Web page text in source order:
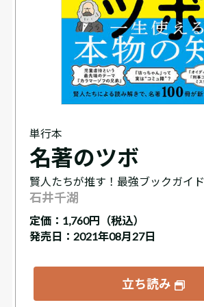
単行本
名著のツボ
賢人たちが推す！最強ブックガイド
石井千湖
定価： 1,760円（税込）
発売日：2021年08月27日
立ち読み